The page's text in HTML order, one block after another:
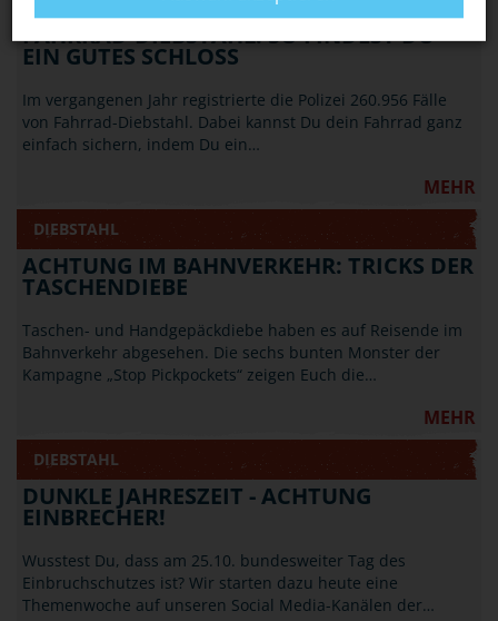
FAHRRAD-DIEBSTAHL: SO FINDEST DU
EIN GUTES SCHLOSS
Im vergangenen Jahr registrierte die Polizei 260.956 Fälle
von Fahrrad-Diebstahl. Dabei kannst Du dein Fahrrad ganz
einfach sichern, indem Du ein…
MEHR
DIEBSTAHL
ACHTUNG IM BAHNVERKEHR: TRICKS DER
TASCHENDIEBE
Taschen- und Handgepäckdiebe haben es auf Reisende im
Bahnverkehr abgesehen. Die sechs bunten Monster der
Kampagne „Stop Pickpockets“ zeigen Euch die…
MEHR
DIEBSTAHL
DUNKLE JAHRESZEIT - ACHTUNG
EINBRECHER!
Wusstest Du, dass am 25.10. bundesweiter Tag des
Einbruchschutzes ist? Wir starten dazu heute eine
Themenwoche auf unseren Social Media-Kanälen der…